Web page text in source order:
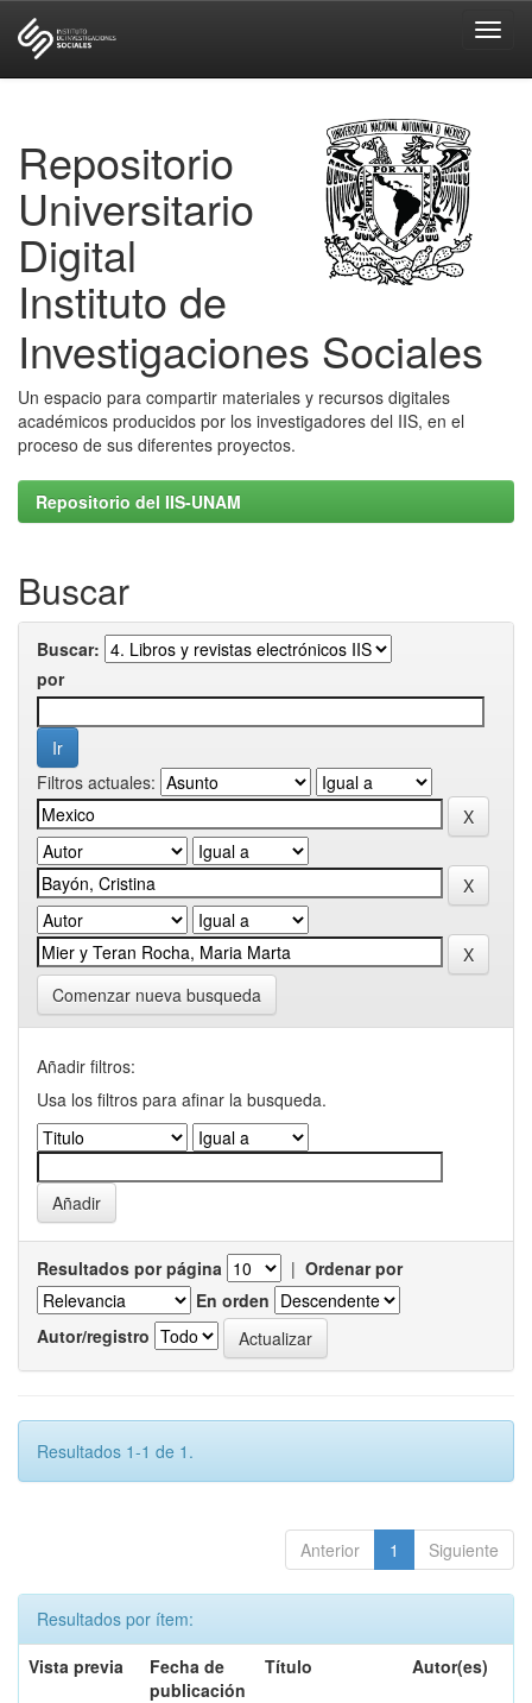
Repositorio
Universitario
Digital
Instituto de
Investigaciones Sociales
Un espacio para compartir materiales y recursos digitales
académicos producidos por los investigadores del IIS, en el
proceso de sus diferentes proyectos.
Repositorio del IIS-UNAM
Buscar
Buscar:
por
Filtros actuales:
Comenzar nueva busqueda
Añadir filtros:
Usa los filtros para afinar la busqueda.
Resultados por página | Ordenar por
En orden
Autor/registro
Resultados 1-1 de 1.
Anterior 1 Siguiente
Resultados por ítem:
Vista previa
Fecha de
publicación
Título Autor(es)